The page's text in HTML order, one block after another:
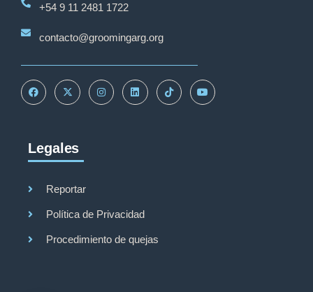
+54 9 11 2481 1722
contacto@groomingarg.org
Legales
Reportar
Política de Privacidad
Procedimiento de quejas
Grooming Argentina
Hola